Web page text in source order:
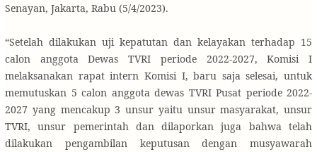
Senayan, Jakarta, Rabu (5/4/2023).
“Setelah dilakukan uji kepatutan dan kelayakan terhadap 15
calon anggota Dewas TVRI periode 2022-2027, Komisi I
melaksanakan rapat intern Komisi I, baru saja selesai, untuk
memutuskan 5 calon anggota dewas TVRI Pusat periode 2022-
2027 yang mencakup 3 unsur yaitu unsur masyarakat, unsur
TVRI, unsur pemerintah dan dilaporkan juga bahwa telah
dilakukan pengambilan keputusan dengan musyawarah